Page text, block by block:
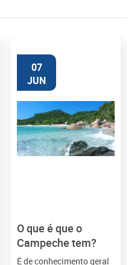
07
JUN
O que é que o
Campeche tem?
É de conhecimento geral